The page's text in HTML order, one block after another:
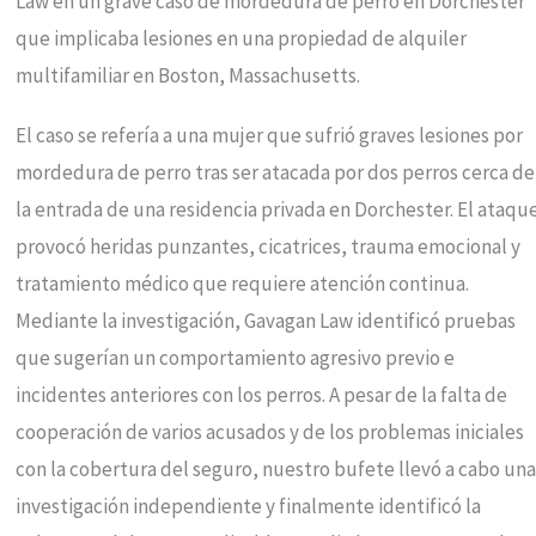
que implicaba lesiones en una propiedad de alquiler
multifamiliar en Boston, Massachusetts.
El caso se refería a una mujer que sufrió graves lesiones por
mordedura de perro tras ser atacada por dos perros cerca de
la entrada de una residencia privada en Dorchester. El
provocó heridas punzantes, cicatrices, trauma emocional y
tratamiento médico que requiere atención continua.
Mediante la investigación, Gavagan Law identificó pruebas
que sugerían un comportamiento agresivo previo e
incidentes anteriores con los perros. A pesar de la falta de
cooperación de varios acusados y de los problemas iniciales
con la cobertura del seguro, nuestro bufete llevó a cabo una
investigación independiente y finalmente identificó la